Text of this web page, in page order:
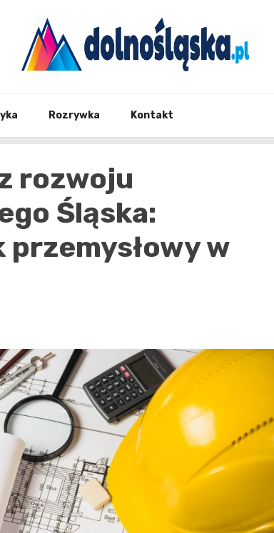
Rozrywka Kontakt
rozwoju
Śląska:
w